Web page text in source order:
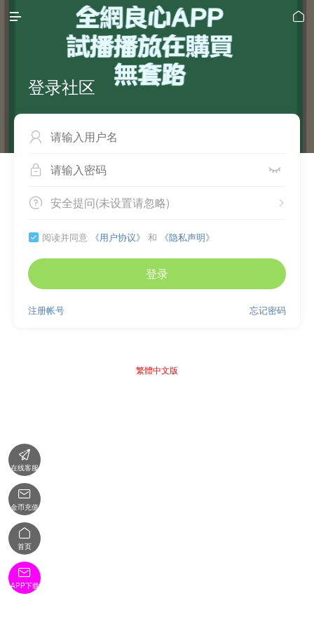
 
登录社区

 
 
安全提问(未设置请忽略)
 阅读并同意 《用户协议》 和 《隐私声明》
登录
忘记密码
注册帐号
繁體中文版

在线客服

金币充值

首页

APP下载